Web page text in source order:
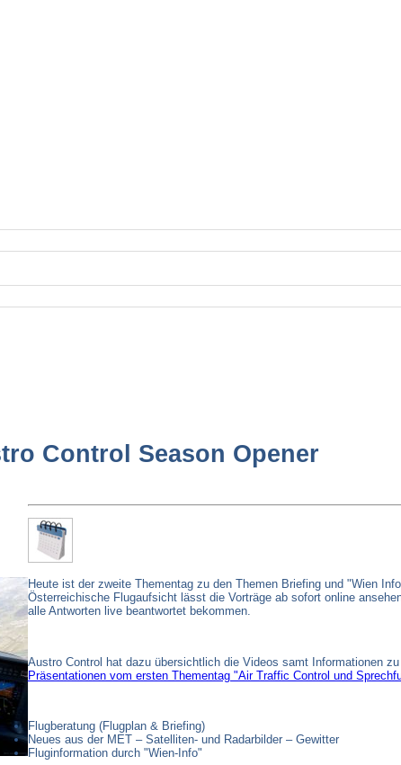
Control Season Opener
Heute ist der zweite Thementag zu den Themen Briefing und "Wien
Österreichische Flugaufsicht lässt die Vorträge ab sofort online
alle Antworten live beantwortet bekommen.
Austro Control hat dazu übersichtlich die Videos samt Informationen
Präsentationen vom ersten Thementag "Air Traffic Control und
Flugberatung (Flugplan & Briefing)
Neues aus der MET – Satelliten- und Radarbilder – Gewitter
Fluginformation durch "Wien-Info"